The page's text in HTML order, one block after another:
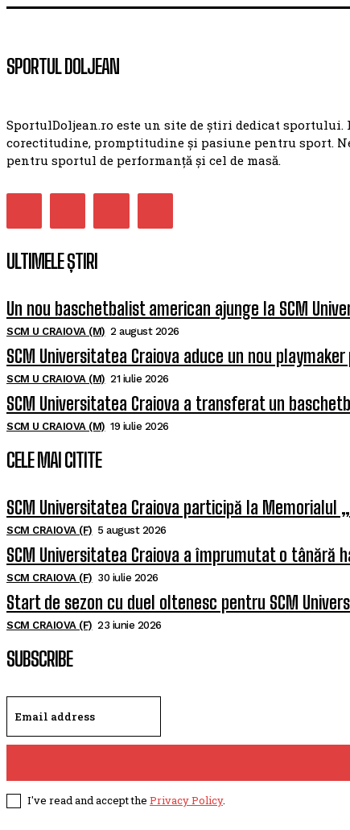
SPORTUL DOLJEAN
SportulDoljean.ro este un site de știri dedicat
corectitudine, promptitudine și pasiune pentru sport.
pentru sportul de performanță și cel de masă.
ULTIMELE ȘTIRI
Un nou baschetbalist american ajunge la SCM
SCM U CRAIOVA (M) 2 august 2026
SCM Universitatea Craiova aduce un nou
SCM U CRAIOVA (M) 21 iulie 2026
SCM Universitatea Craiova a transferat un
SCM U CRAIOVA (M) 19 iulie 2026
CELE MAI CITITE
SCM Universitatea Craiova participă la Memorialul
SCM CRAIOVA (F) 5 august 2026
SCM Universitatea Craiova a împrumutat o tânără
SCM CRAIOVA (F) 30 iulie 2026
Start de sezon cu duel oltenesc pentru SCM
SCM CRAIOVA (F) 23 iunie 2026
SUBSCRIBE
I've read and accept the Privacy Policy.